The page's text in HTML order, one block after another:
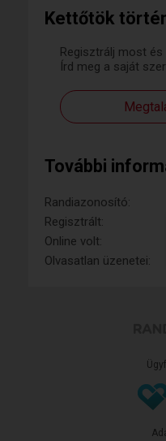
Kettőtök
Regisztrálj most és
Írd meg a saját
További
Randiazonosító:
Regisztrált:
Online volt:
Olvasatlan üzenetei: